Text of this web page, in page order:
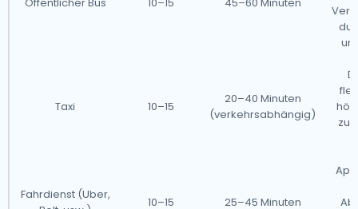
Taxi 10–15
20–40 Minuten
(verkehrsabhängig)
zu
Fahrdienst (Uber,
10–15 25–45 Minuten